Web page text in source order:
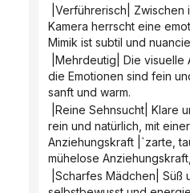
Kamera herrscht eine
Mimik ist subtil und
die Emotionen sind fein
sanft und warm.
rein und natürlich, mit
Anziehungskraft |`zarte,
mühelose